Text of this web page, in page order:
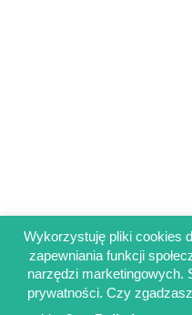
Obowiązek
Wykorzystuję pliki cookies
zapewniania funkcji
narzędzi marketingowych.
prywatności. Czy